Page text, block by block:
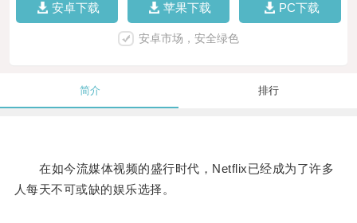
安卓下载 苹果下载 PC下载
安卓市场，安全绿色
简介 排行
在如今流媒体视频的盛行时代，Netflix已经成为了许多
人每天不可或缺的娱乐选择。